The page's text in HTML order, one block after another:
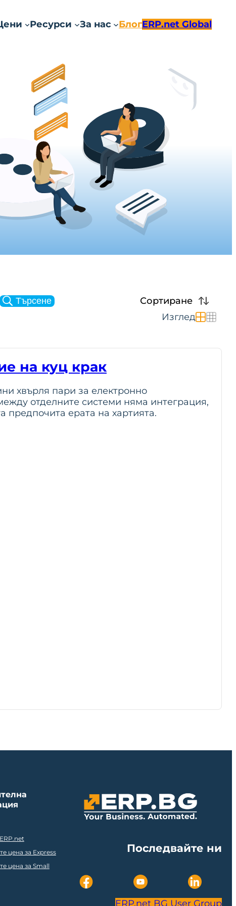
Ресурси За нас БлогERP.net Global
Търсене
Сортиране
Изглед
на куц крак
хвърля пари за електронно
отделните системи няма интеграция,
предпочита ерата на хартията.
цена за Express
цена за Small
Последвайте ни
ERP.net BG User Group